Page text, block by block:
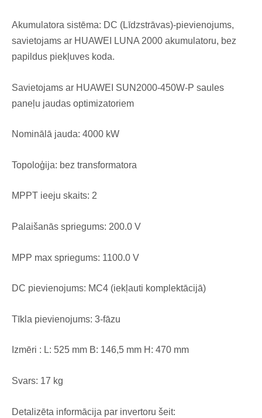
Akumulatora sistēma: DC (Līdzstrāvas)-pievienojums,
savietojams ar HUAWEI LUNA 2000 akumulatoru, bez
papildus piekļuves koda.
Savietojams ar HUAWEI SUN2000-450W-P saules
paneļu jaudas optimizatoriem
Nominālā jauda: 4000 kW
Topoloģija: bez transformatora
MPPT ieeju skaits: 2
Palaišanās spriegums: 200.0 V
MPP max spriegums: 1100.0 V
DC pievienojums: MC4 (iekļauti komplektācijā)
Tīkla pievienojums: 3-fāzu
Izmēri : L: 525 mm B: 146,5 mm H: 470 mm
Svars: 17 kg
Detalizēta informācija par invertoru šeit: